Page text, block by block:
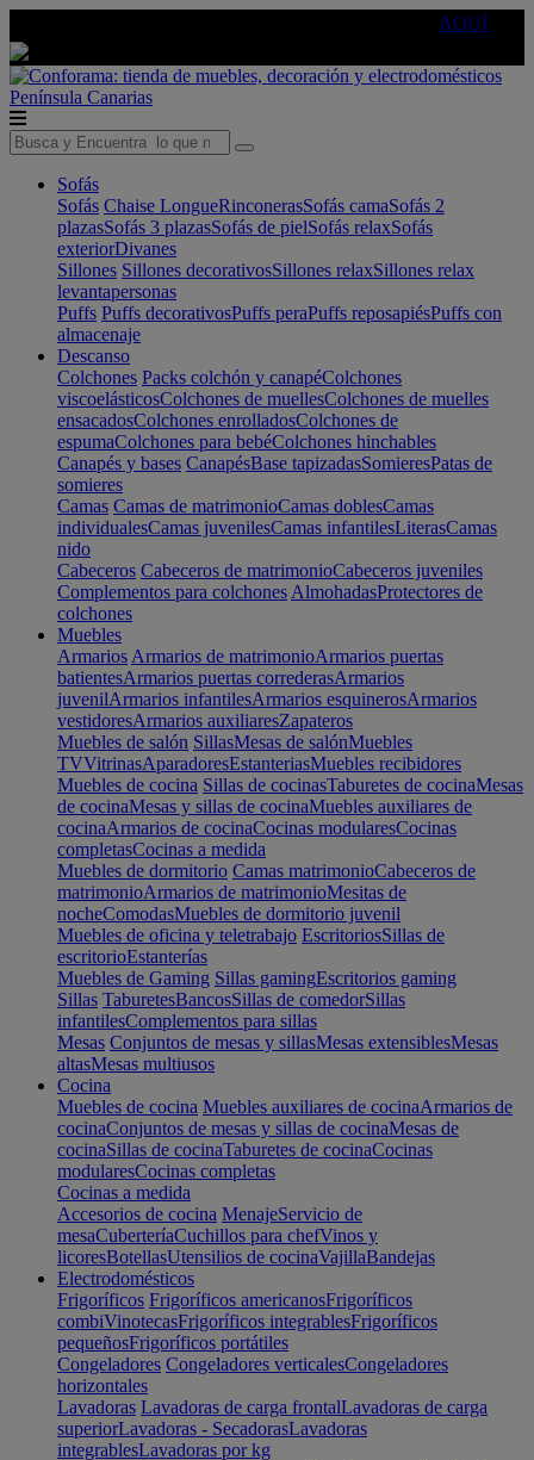
AQUÍ
Península Canarias
Sofás
Sofás Chaise LongueRinconerasSofás camaSofás 2
plazasSofás 3 plazasSofás de pielSofás relaxSofás
exteriorDivanes
Sillones Sillones decorativosSillones relaxSillones relax
levantapersonas
Puffs Puffs decorativosPuffs peraPuffs reposapiésPuffs con
almacenaje
Descanso
Colchones Packs colchón y canapéColchones
viscoelásticosColchones de muellesColchones de muelles
ensacadosColchones enrolladosColchones de
espumaColchones para bebéColchones hinchables
Canapés y bases CanapésBase tapizadasSomieresPatas de
somieres
Camas Camas de matrimonioCamas doblesCamas
individualesCamas juvenilesCamas infantilesLiterasCamas
nido
Cabeceros Cabeceros de matrimonioCabeceros juveniles
Complementos para colchones AlmohadasProtectores de
colchones
Muebles
Armarios Armarios de matrimonioArmarios puertas
batientesArmarios puertas correderasArmarios
juvenilArmarios infantilesArmarios esquinerosArmarios
vestidoresArmarios auxiliaresZapateros
Muebles de salón SillasMesas de salónMuebles
TVVitrinasAparadoresEstanteriasMuebles recibidores
Muebles de cocina Sillas de cocinasTaburetes de cocinaMesas
de cocinaMesas y sillas de cocinaMuebles auxiliares de
cocinaArmarios de cocinaCocinas modularesCocinas
completasCocinas a medida
Muebles de dormitorio Camas matrimonioCabeceros de
matrimonioArmarios de matrimonioMesitas de
nocheComodasMuebles de dormitorio juvenil
Muebles de oficina y teletrabajo EscritoriosSillas de
escritorioEstanterías
Muebles de Gaming Sillas gamingEscritorios gaming
Sillas TaburetesBancosSillas de comedorSillas
infantilesComplementos para sillas
Mesas Conjuntos de mesas y sillasMesas extensiblesMesas
altasMesas multiusos
Cocina
Muebles de cocina Muebles auxiliares de cocinaArmarios de
cocinaConjuntos de mesas y sillas de cocinaMesas de
cocinaSillas de cocinaTaburetes de cocinaCocinas
modularesCocinas completas
Cocinas a medida
Accesorios de cocina MenajeServicio de
mesaCuberteríaCuchillos para chefVinos y
licoresBotellasUtensilios de cocinaVajillaBandejas
Electrodomésticos
Frigoríficos Frigoríficos americanosFrigoríficos
combiVinotecasFrigoríficos integrablesFrigoríficos
pequeñosFrigoríficos portátiles
Congeladores Congeladores verticalesCongeladores
horizontales
Lavadoras Lavadoras de carga frontalLavadoras de carga
superiorLavadoras - SecadorasLavadoras
integrablesLavadoras por kg